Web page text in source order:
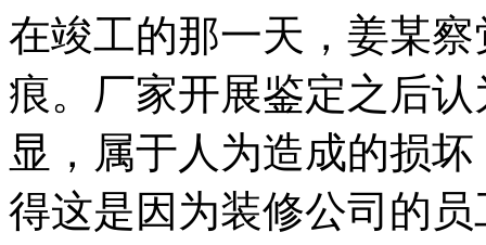
在竣工的那一天，姜某
痕。厂家开展鉴定之后
显，属于人为造成的损
得这是因为装修公司的